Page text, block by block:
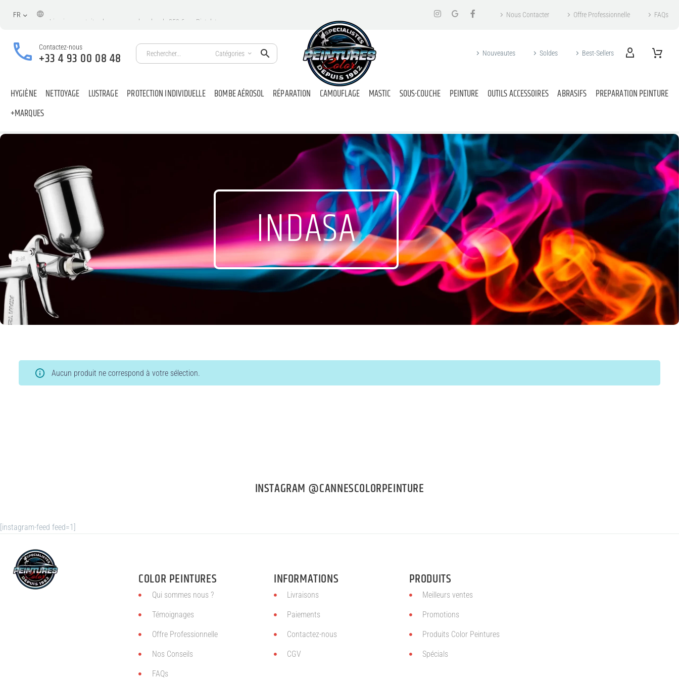
FR Nous Contacter Offre Professionnelle FAQs
Contactez-nous
+33 4 93 00 08 48 Catégories Nouveautes Soldes Best-Sellers
HYGIÈNE NETTOYAGE LUSTRAGE PROTECTION INDIVIDUELLE BOMBE AÉROSOL RÉPARATION CAMOUFLAGE MASTIC SOUS-COUCHE PEINTURE OUTILS ACCESSOIRES ABRASIFS
PREPARATION PEINTURE
+MARQUES
INDASA
Aucun produit ne correspond à votre sélection.
INSTAGRAM @CANNESCOLORPEINTURE
[instagram-feed feed=1]
COLOR PEINTURES
Qui sommes nous ?
Témoignages
Offre Professionnelle
Nos Conseils
FAQs
INFORMATIONS
Livraisons
Paiements
Contactez-nous
CGV
PRODUITS
Meilleurs ventes
Promotions
Produits Color Peintures
Spécials